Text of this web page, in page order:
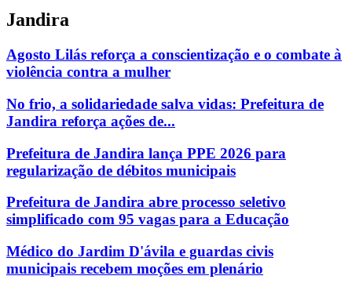
Jandira
Agosto Lilás reforça a conscientização e o combate à
violência contra a mulher
No frio, a solidariedade salva vidas: Prefeitura de
Jandira reforça ações de...
Prefeitura de Jandira lança PPE 2026 para
regularização de débitos municipais
Prefeitura de Jandira abre processo seletivo
simplificado com 95 vagas para a Educação
Médico do Jardim D'ávila e guardas civis
municipais recebem moções em plenário